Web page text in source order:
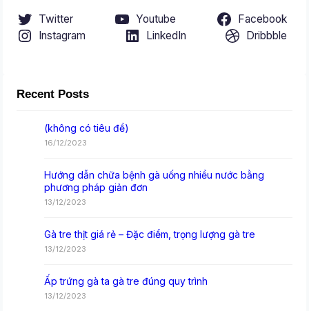
Twitter Youtube
Facebook
Instagram
LinkedIn Dribbble
Recent Posts
(không có tiêu đề)
16/12/2023
Hướng dẫn chữa bệnh gà uống nhiều nước bằng
phương pháp giản đơn
13/12/2023
Gà tre thịt giá rẻ – Đặc điểm, trọng lượng gà tre
13/12/2023
Ấp trứng gà ta gà tre đúng quy trình
13/12/2023